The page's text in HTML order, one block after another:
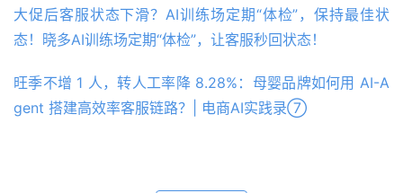
大促后客服状态下滑？AI训练场定期“体检”，保持最佳状
态！晓多AI训练场定期“体检”，让客服秒回状态！
旺季不增 1 人，转人工率降 8.28%：母婴品牌如何用 AI-A
gent 搭建高效率客服链路？| 电商AI实践录⑦